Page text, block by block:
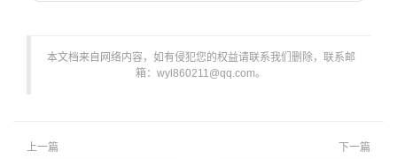
本文档来自网络内容，如有侵犯您的权益请联系我们删除，联系邮
箱：wyl860211@qq.com。
上一篇 下一篇